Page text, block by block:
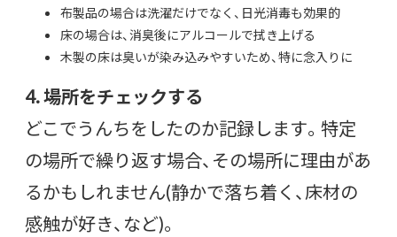
布製品の場合は洗濯だけでなく、日光消毒も効果的
床の場合は、消臭後にアルコールで拭き上げる
木製の床は臭いが染み込みやすいため、特に念入りに
4. 場所をチェックする
どこでうんちをしたのか記録します。特定
の場所で繰り返す場合、その場所に理由があ
るかもしれません(静かで落ち着く、床材の
感触が好き、など)。